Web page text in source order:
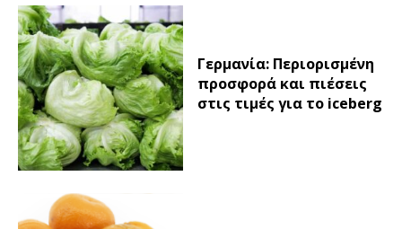
Γερμανία: Περιορισμένη
προσφορά και πιέσεις
στις τιμές για το iceberg